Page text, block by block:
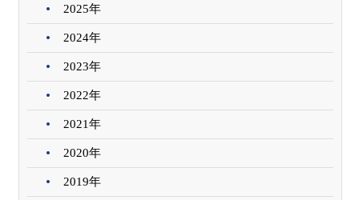
2025年
2024年
2023年
2022年
2021年
2020年
2019年